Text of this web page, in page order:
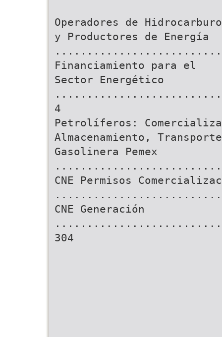
Operadores de
y Productores de Energía
Financiamiento para el
Sector Energético
4
Petrolíferos:
Almacenamiento,
Gasolinera Pemex
CNE Permisos
CNE Generación
304